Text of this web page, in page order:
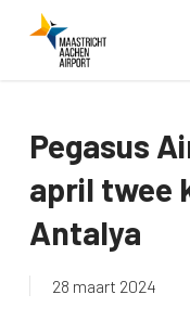
Pegasus
april twee
Antalya
28 maart 2024